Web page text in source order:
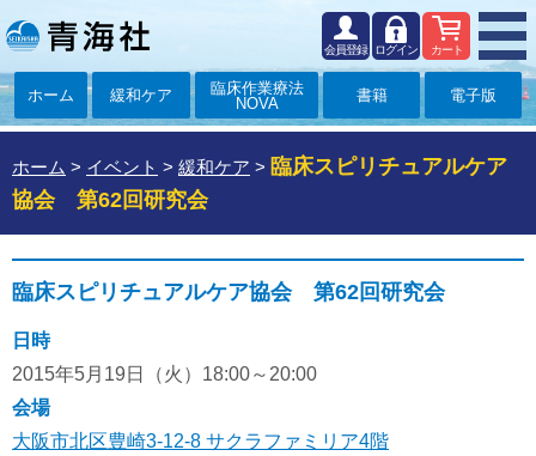
カート
ログイン
会員登録
ホーム 緩和ケア
臨床作業療法
NOVA
書籍 電子版
ホーム > イベント > 緩和ケア > 臨床スピリチュアルケア
協会 第62回研究会
臨床スピリチュアルケア協会 第62回研究会
日時
2015年5月19日（火）18:00～20:00
会場
大阪市北区豊崎3-12-8 サクラファミリア4階